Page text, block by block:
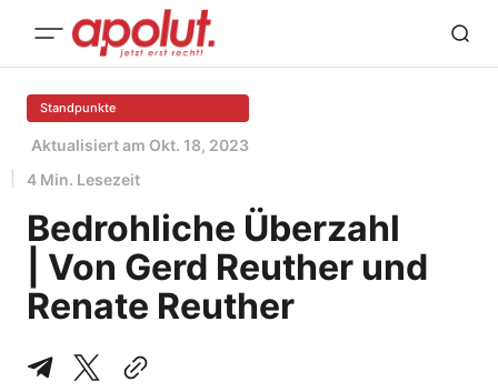
Standpunkte
Aktualisiert am Okt. 18, 2023
4 Min. Lesezeit
Bedrohliche Überzahl
| Von Gerd Reuther und
Renate Reuther